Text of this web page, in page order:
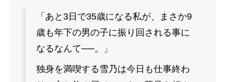
「あと3日で35歳になる私が、まさか9
歳も年下の男の子に振り回される事に
なるなんて──。」
独身を満喫する雪乃は今日も仕事終わ